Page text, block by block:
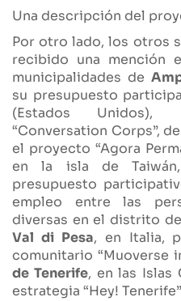
Una descripción del
Por otro lado, los otros
recibido una mención
municipalidades de
su presupuesto
(Estados
“Conversation Corps”, de
el proyecto “Agora
en la isla de
presupuesto
empleo entre las
diversas en el distrito
Val di Pesa, en Italia,
comunitario “Muoverse
de Tenerife, en las Islas
estrategia “Hey!